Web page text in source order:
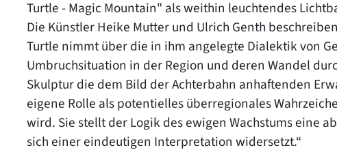
Turtle - Magic Mountain" als weithin leuchtendes
Die Künstler Heike Mutter und Ulrich Genth
Turtle nimmt über die in ihm angelegte Dialektik von
Umbruchsituation in der Region und deren Wandel
Skulptur die dem Bild der Achterbahn anhaftenden
eigene Rolle als potentielles überregionales
wird. Sie stellt der Logik des ewigen Wachstums eine
sich einer eindeutigen Interpretation widersetzt.“